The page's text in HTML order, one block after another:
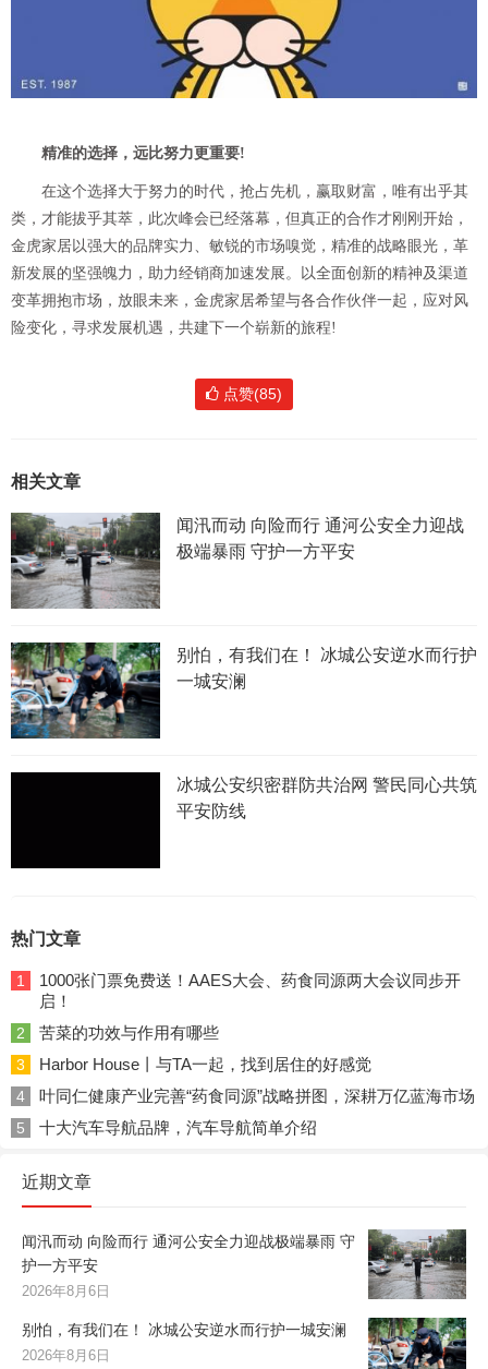
精准的选择，远比努力更重要!
在这个选择大于努力的时代，抢占先机，赢取财富，唯有出乎其
类，才能拔乎其萃，此次峰会已经落幕，但真正的合作才刚刚开始，
金虎家居以强大的品牌实力、敏锐的市场嗅觉，精准的战略眼光，革
新发展的坚强魄力，助力经销商加速发展。以全面创新的精神及渠道
变革拥抱市场，放眼未来，金虎家居希望与各合作伙伴一起，应对风
险变化，寻求发展机遇，共建下一个崭新的旅程!
点赞(85)
相关文章
闻汛而动 向险而行 通河公安全力迎战
极端暴雨 守护一方平安
别怕，有我们在！ 冰城公安逆水而行护
一城安澜
冰城公安织密群防共治网 警民同心共筑
平安防线
热门文章
1
1000张门票免费送！AAES大会、药食同源两大会议同步开
启！
2 苦菜的功效与作用有哪些
3 Harbor House丨与TA一起，找到居住的好感觉
4 叶同仁健康产业完善“药食同源”战略拼图，深耕万亿蓝海市场
5 十大汽车导航品牌，汽车导航简单介绍
近期文章
闻汛而动 向险而行 通河公安全力迎战极端暴雨 守
护一方平安
2026年8月6日
别怕，有我们在！ 冰城公安逆水而行护一城安澜
2026年8月6日